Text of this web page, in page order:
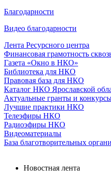
Благодарности
Видео благодарности
Лента Ресурсного центра
Финансовая грамотность
Газета «Окно в НКО»
Библиотека для НКО
Правовая база для НКО
Каталог НКО Ярославской
Актуальные гранты и
Лучшие практики НКО
Телеэфиры НКО
Радиоэфиры НКО
Видеоматериалы
База благотворительных
Новостная лента